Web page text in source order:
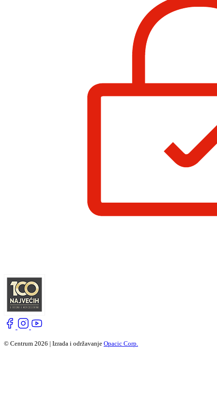
© Centrum 2026 | Izrada i održavanje Opacic Corp.